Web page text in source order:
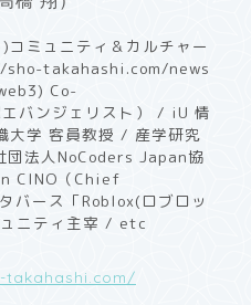
ミュニティ＆カルチャー
takahashi.com/news
Co-
バンジェリスト） / iU 情
大学 客員教授 / ​産学研究
団法人NoCoders Japan協
CINO（Chief
ース「Roblox(ロブロッ
ニティ主宰 / etc
takahashi.com/